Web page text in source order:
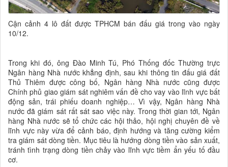
Cận cảnh 4 lô đất được TPHCM bán đấu giá trong vào ngày
10/12.
Trong khi đó, ông Đào Minh Tú, Phó Thống đốc Thường trực
Ngân hàng Nhà nước khẳng định, sau khi thông tin đấu giá đất
Thủ Thiêm được công bố, Ngân hàng Nhà nước cũng được
Chính phủ giao giám sát nghiêm vấn đề cho vay vào lĩnh vực bất
động sản, trái phiếu doanh nghiệp… Vì vậy, Ngân hàng Nhà
nước đã giám sát rất sát sao việc này. Trong thời gian tới, Ngân
hàng Nhà nước sẽ tổ chức các hội thảo, hội nghị chuyên đề về
lĩnh vực này vừa để cảnh báo, định hướng và tăng cường kiểm
tra giám sát dòng tiền. Mục tiêu là hướng dòng tiền vào sản xuất,
tránh tình trạng dòng tiền chảy vào lĩnh vực tiềm ẩn yếu tố đầu
cơ.